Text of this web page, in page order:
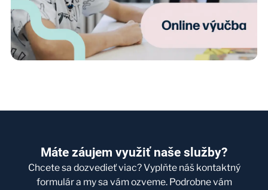
Máte záujem využiť naše služby?
Chcete sa dozvedieť viac? Vyplňte náš kontaktný
formulár a my sa vám ozveme. Podrobne vám